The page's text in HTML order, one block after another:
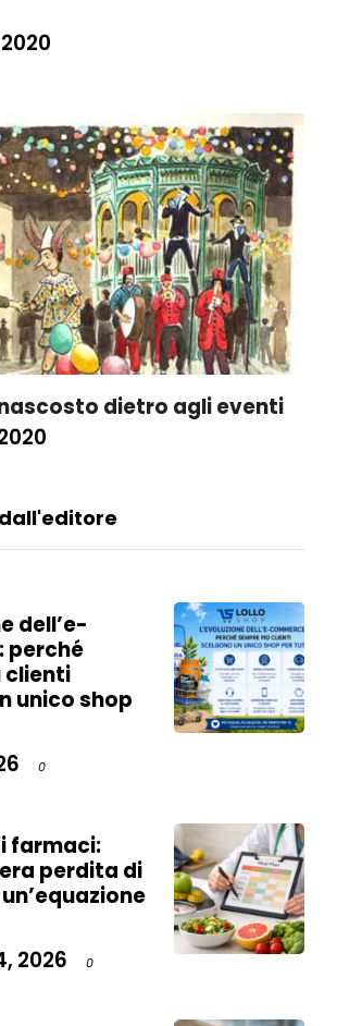
dietro agli eventi
dell’e-
perché
clienti
unico shop
0
farmaci:
perdita di
2026
0